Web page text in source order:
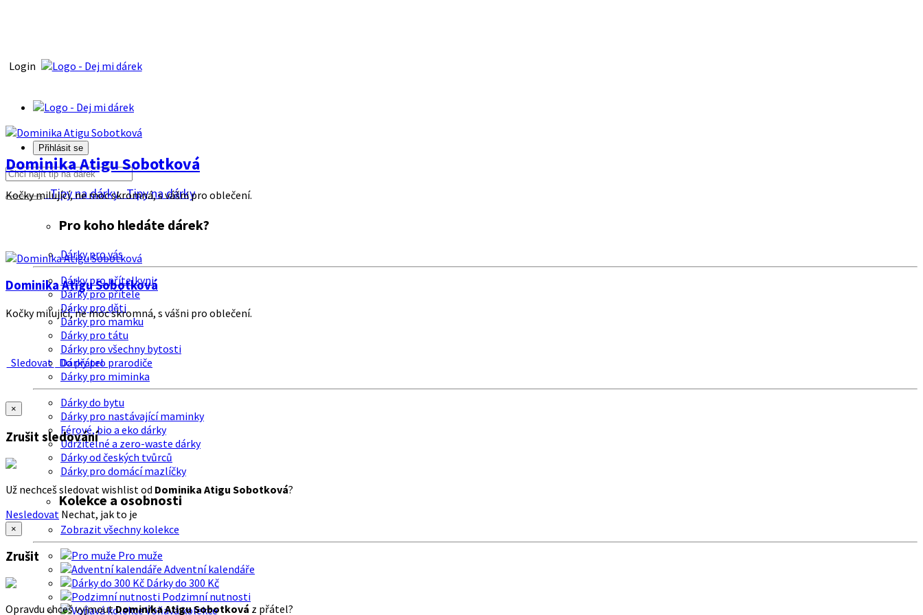
Login
Přihlásit se
Tipy na dárkyTipy na dárky
Pro koho hledáte dárek?
Dárky pro vás
Dárky pro přítelkyni
Dárky pro přítele
Dárky pro děti
Dárky pro mamku
Dárky pro tátu
Dárky pro všechny bytosti
Dárky pro prarodiče
Dárky pro miminka
Dárky do bytu
Dárky pro nastávající maminky
Férové, bio a eko dárky
Udržitelné a zero-waste dárky
Dárky od českých tvůrců
Dárky pro domácí mazlíčky
Kolekce a osobnosti
Zobrazit všechny kolekce
Pro muže
Adventní kalendáře
Dárky do 300 Kč
Podzimní nutnosti
Voňavá kolekce
Dominika Atigu Sobotková
Kočky milující, ne moc skromná, s vášni pro oblečení.
Dominika Atigu Sobotková
Kočky milující, ne moc skromná, s vášni pro oblečení.
Sledovat Do přátel
×
Zrušit sledování
Už nechceš sledovat wishlist od Dominika Atigu Sobotková?
Nesledovat Nechat, jak to je
×
Zrušit
Opravdu chceš vyjmoutDominika Atigu Sobotková z přátel?